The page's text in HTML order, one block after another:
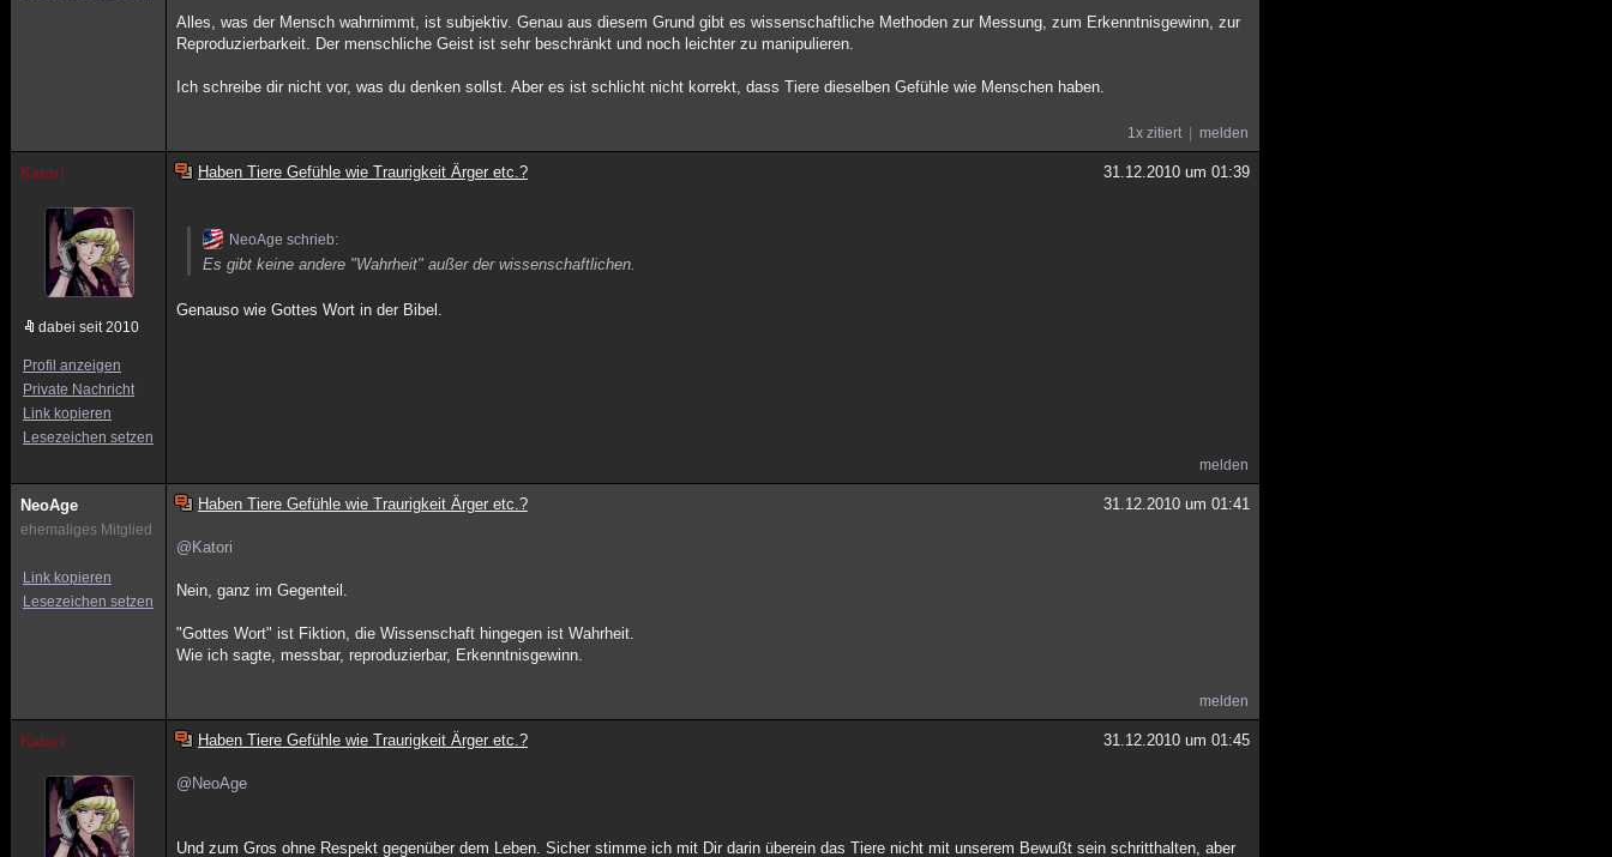
Alles, was der Mensch wahrnimmt, ist subjektiv. Genau aus diesem Grund gibt es wissenschaftliche Methoden zur Messung, zum Erkenntnisgewinn, zur
Reproduzierbarkeit. Der menschliche Geist ist sehr beschränkt und noch leichter zu manipulieren.
Ich schreibe dir nicht vor, was du denken sollst. Aber es ist schlicht nicht korrekt, dass Tiere dieselben Gefühle wie Menschen haben.
1x zitiert melden
Katori
dabei seit 2010
Profil anzeigen
Private Nachricht
Link kopieren
Lesezeichen setzen
Haben Tiere Gefühle wie Traurigkeit Ärger etc.? 31.12.2010 um 01:39
NeoAge schrieb:
Es gibt keine andere "Wahrheit" außer der wissenschaftlichen.
Genauso wie Gottes Wort in der Bibel.
melden
NeoAge
ehemaliges Mitglied
Link kopieren
Lesezeichen setzen
Haben Tiere Gefühle wie Traurigkeit Ärger etc.? 31.12.2010 um 01:41
@Katori
Nein, ganz im Gegenteil.
"Gottes Wort" ist Fiktion, die Wissenschaft hingegen ist Wahrheit.
Wie ich sagte, messbar, reproduzierbar, Erkenntnisgewinn.
melden
Katori Haben Tiere Gefühle wie Traurigkeit Ärger etc.? 31.12.2010 um 01:45
@NeoAge
Und zum Gros ohne Respekt gegenüber dem Leben. Sicher stimme ich mit Dir darin überein das Tiere nicht mit unserem Bewußt sein schritthalten, aber